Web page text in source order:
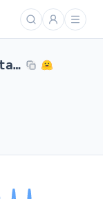
dlgenai-nppe-dataset